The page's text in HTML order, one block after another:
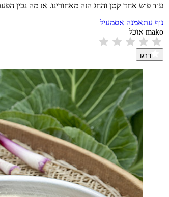
עוד פוש אחד קטן והחג הזה מאחורינו. אז מה נכין
נוף עתאמנה אסמעיל
mako אוכל
דרגו